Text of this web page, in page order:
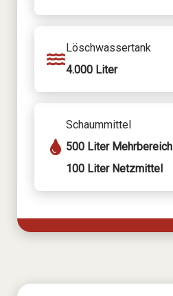
Löschwassertank
4.000 Liter
Schaummittel
500 Liter Mehrbereich
100 Liter Netzmittel